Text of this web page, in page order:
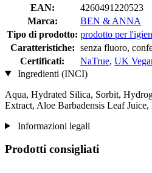
EAN:
4260491220523
Marca:
BEN & ANNA
Tipo di prodotto: prodotto per
Caratteristiche: senza fluoro,
Certificati:
NaTrue, UK
Ingredienti (INCI)
Aqua, Hydrated Silica, Sorbit,
Extract, Aloe Barbadensis Leaf
Informazioni legali
Prodotti consigliati